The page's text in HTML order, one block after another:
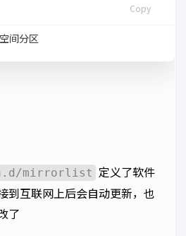
Copy
mirrorlist 定义了软件
到互联网上后会自动更新，也
了